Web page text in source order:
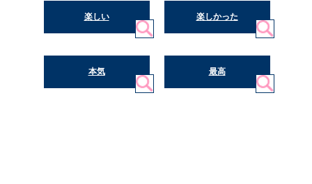
楽しい 楽しかった
本気 最高